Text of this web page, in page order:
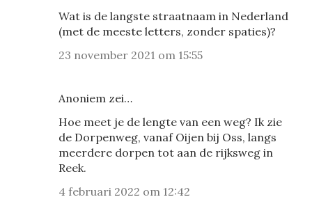
Wat is de langste straatnaam in Nederland
(met de meeste letters, zonder spaties)?
23 november 2021 om 15:55
Anoniem zei…
Hoe meet je de lengte van een weg? Ik zie
de Dorpenweg, vanaf Oijen bij Oss, langs
meerdere dorpen tot aan de rijksweg in
Reek.
4 februari 2022 om 12:42